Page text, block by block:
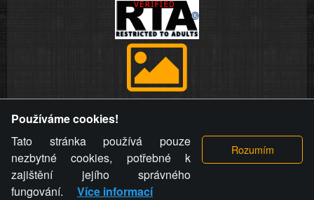
videa a komentáře. Osoba, které se toto opatření provozovatele
stránky týče, ani osoba, která umístila fotografii nebo video na
stránku, nemůže z důvodu odstranění fotografie, videa nebo
komentáře pro výše uvedenou okolnost uplatnit vůči
provozovateli stránky žádný nárok na náhradu škody nebo
nemajetkové újmy.
Používáme cookies!
Tato stránka používá pouze
nezbytné cookies, potřebné k
zajištění jejího správného
fungování.
Více informací